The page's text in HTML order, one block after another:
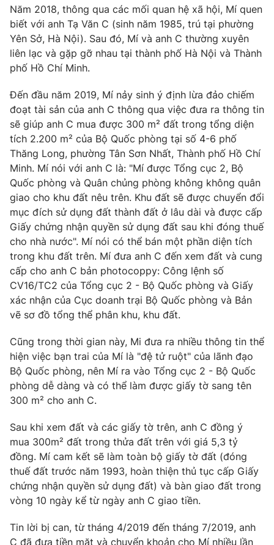
Photo Infographic
Video Shorts video
VTV Money VTV Thể thao
VTV Sức khoẻ Bất động sản
Thị trường 24h Tấm lòng Việt
VTV4 Vươn mình bằng AI
VTV9 VTV8
Liên hệ tòa soạn English
Theo dõi báo trên
Cơ quan chủ quản:Đài Truyền hình Việt Nam
Cơ quan báo chí:Thời báo VTV
Giấy phép hoạt động báo in và báo điện tử số 483/GP-BTTTT
cấp ngày 29/12/2023
Tổng Biên tập:Vũ Thanh Thủy
Phó Tổng Biên tập: Nguyễn Thị Mỹ Hạnh, Phạm Quốc Thắng,
Tổng đài VTV:024.38 355 931 - 024.38 355 932
Năm 2018, thông qua các mối quan hệ xã hội, Mí quen
biết với anh Tạ Văn C (sinh năm 1985, trú tại phường
Yên Sở, Hà Nội). Sau đó, Mí và anh C thường xuyên
liên lạc và gặp gỡ nhau tại thành phố Hà Nội và Thành
phố Hồ Chí Minh.
Đến đầu năm 2019, Mí nảy sinh ý định lừa đảo chiếm
đoạt tài sản của anh C thông qua việc đưa ra thông tin
sẽ giúp anh C mua được 300 m² đất trong tổng diện
tích 2.200 m² của Bộ Quốc phòng tại số 4-6 phố
Thăng Long, phường Tân Sơn Nhất, Thành phố Hồ Chí
Minh. Mí nói với anh C là: "Mí được Tổng cục 2, Bộ
Quốc phòng và Quân chủng phòng không không quân
giao cho khu đất nêu trên. Khu đất sẽ được chuyển đổi
mục đích sử dụng đất thành đất ở lâu dài và được cấp
Giấy chứng nhận quyền sử dụng đất sau khi đóng thuế
cho nhà nước". Mí nói có thể bán một phần diện tích
trong khu đất trên. Mí đưa anh C đến xem đất và cung
cấp cho anh C bản photocoppy: Công lệnh số
CV16/TC2 của Tổng cục 2 - Bộ Quốc phòng và Giấy
xác nhận của Cục doanh trại Bộ Quốc phòng và Bản
vẽ sơ đồ tổng thể phân khu, khu đất.
Cũng trong thời gian này, Mi đưa ra nhiều thông tin thể
hiện việc bạn trai của Mí là "đệ tử ruột" của lãnh đạo
Bộ Quốc phòng, nên Mí ra vào Tổng cục 2 - Bộ Quốc
phòng dễ dàng và có thể làm được giấy tờ sang tên
300 m² cho anh C.
Sau khi xem đất và các giấy tờ trên, anh C đồng ý
mua 300m² đất trong thửa đất trên với giá 5,3 tỷ
đồng. Mí cam kết sẽ làm toàn bộ giấy tờ đất (đóng
thuế đất trước năm 1993, hoàn thiện thủ tục cấp Giấy
chứng nhận quyền sử dụng đất) và bàn giao đất trong
vòng 10 ngày kể từ ngày anh C giao tiền.
Tin lời bị can, từ tháng 4/2019 đến tháng 7/2019, anh
C đã đưa tiền mặt và chuyển khoản cho Mí nhiều lần